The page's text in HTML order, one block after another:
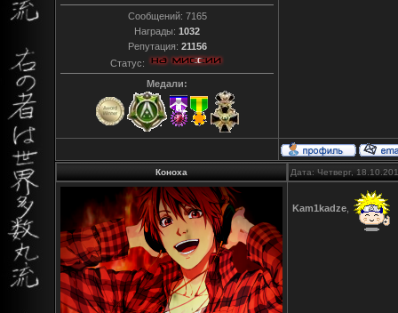
Сообщений: 7165
Награды: 1032
Репутация: 21156
Статус:
Медали:
Коноха Дата: Четверг,
Kam1kadze